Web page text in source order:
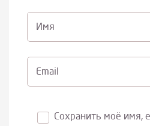
Имя
Email
Сохранить моё имя,